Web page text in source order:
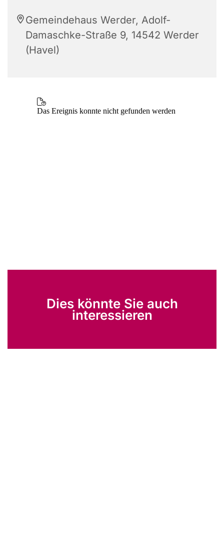
Gemeindehaus Werder, Adolf-
Damaschke-Straße 9, 14542 Werder
(Havel)
Dies könnte Sie auch
interessieren